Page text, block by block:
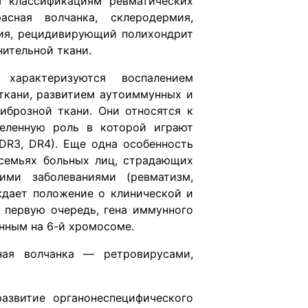
волчанка, склеродермия,
рецидивирующий полихондрит
ткани.
характеризуются воспалением
развитием аутоиммунных и
ткани. Они относятся к
роль в которой играют
DR4). Еще одна особенность
больных лиц, страдающих
заболеваниями (ревматизм,
положение о клинической и
очередь, гена иммунного
на 6-й хромосоме.
волчанка — ретровирусами,
органонеспецифического